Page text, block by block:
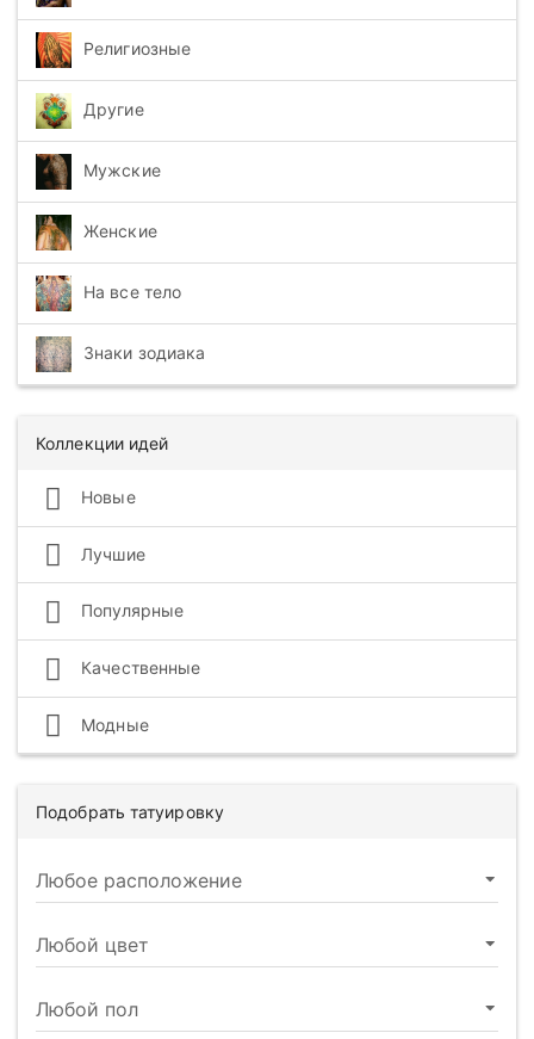
Религиозные
Другие
Мужские
Женские
На все тело
Знаки зодиака
Коллекции идей
Новые
Лучшие
Популярные
Качественные
Модные
Подобрать татуировку